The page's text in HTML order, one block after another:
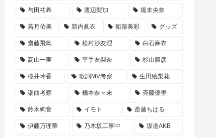
与田祐希 渡辺梨加 堀未央奈
若月佑美 新内眞衣 衛藤美彩 グッズ
齋藤飛鳥 松村沙友理 白石麻衣
高山一実 平手友梨奈 杉山勝彦
桜井玲香 歌詞MV考察 生田絵梨花
楽曲考察 橋本奈々未 斉藤優里
鈴木絢音 イモト 斎藤ちはる
伊藤万理華 乃木坂工事中 坂道AKB